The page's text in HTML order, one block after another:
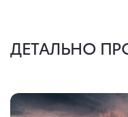
ДЕТАЛЬНО